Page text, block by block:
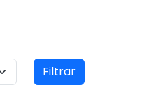
Filtrar